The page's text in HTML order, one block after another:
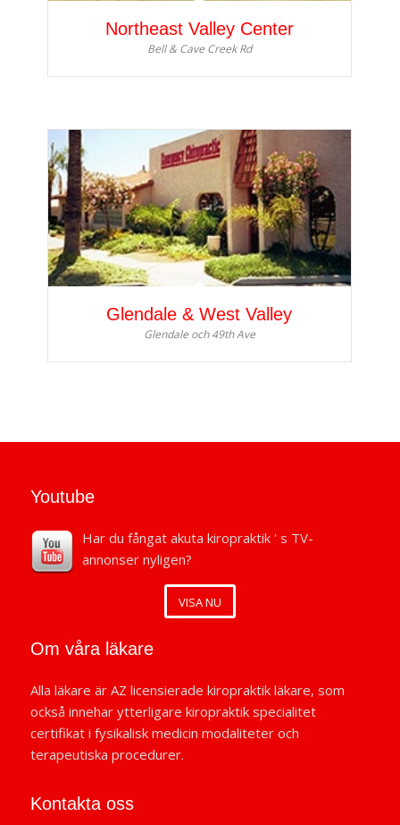
Northeast Valley Center
Bell & Cave Creek Rd
Glendale & West Valley
Glendale och 49th Ave
Youtube
Har du fångat akuta kiropraktik ' s TV-
annonser nyligen?
VISA NU
Om våra läkare
Alla läkare är AZ licensierade kiropraktik läkare, som
också innehar ytterligare kiropraktik specialitet
certifikat i fysikalisk medicin modaliteter och
terapeutiska procedurer.
Kontakta oss